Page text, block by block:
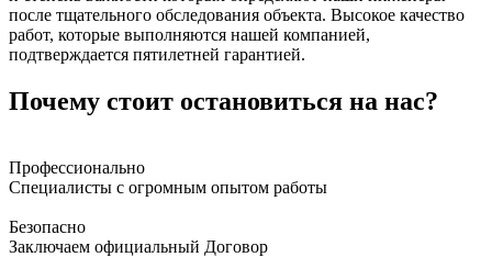
после тщательного обследования объекта. Высокое качество
работ, которые выполняются нашей компанией,
подтверждается пятилетней гарантией.
Почему стоит остановиться на нас?
Профессионально
Специалисты с огромным опытом работы
Безопасно
Заключаем официальный Договор